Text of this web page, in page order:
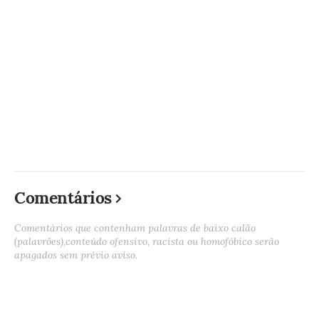
Comentários
Comentários que contenham palavras de baixo calão
(palavrões),conteúdo ofensivo, racista ou homofóbico serão
apagados sem prévio aviso.